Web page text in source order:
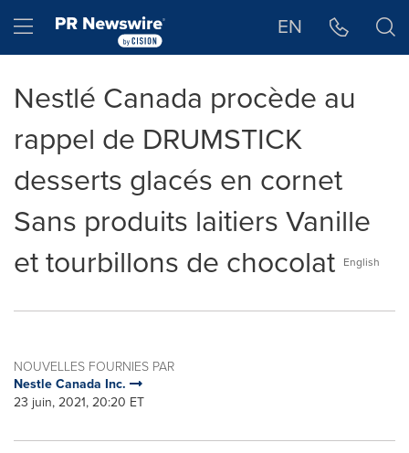
Hamburger menu EN
Nestlé Canada procède au
rappel de DRUMSTICK
desserts glacés en cornet
Sans produits laitiers Vanille
et tourbillons de chocolat English
NOUVELLES FOURNIES PAR
Nestle Canada Inc.
23 juin, 2021, 20:20 ET